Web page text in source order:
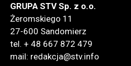
GRUPA STV Sp. z o.o.
Żeromskiego 11
27-600 Sandomierz
tel. + 48 667 872 479
mail: redakcja@stv.info